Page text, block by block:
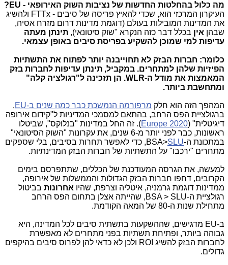
מה כלול בהחלטות החדשות של נציבות השוק האירופאי - EU?
העיקרון המרכזי הוא, שכדי להאיץ פריסה של סיבים - FTTx ולהשיג
את המדינות המובילות בעולם (דוגמת מדינות דרום מזרח אסיה,
שבהן אין בכלל דבר כזה הנקרא "שוק סיטונאי), תינתן מעתה
עדיפות למי שמוכן להשקיע בפריסת סיבים באופן עצמאי.
כלומר: חברות הבזק לא תחוייבנה יותר לפתוח את התשתיות
הפיזיות שלהן למתחרים. במקביל, תינתן עדיפות לחברות בזק
המאמצות את מודל ה-WLR. הן תזכינה ל"רגולציה קלה"
ומתחשבת ביותר.
המהפך הזה הוא חלק מרפורמה הנמשכת כבר כמה שנים ב-EU
,
ברגולציית הפס הרחב, בהתאם למסמכי המדיניות ל"קידום אירופה
דיגיטלית" (Europe 2020). זה החל במדינות "בנלוקס", שביטלו
ראשונות, כבר לפני יותר מ-6 שנים, את עקרונות "השוק הסיטונאי"
במתכונת ה-BSA>SLU
, כדי לאפשר תחרות בסיבים, בלי שספקים
מתחרים "ירכבו" על התשתיות של חברות הבזק המדינתיות.
למעשה, את הגרסה המעודכנת של הכללים, שתתפרסם בימים
הקרובים, דחפו חברות הבזק הגדולות והממשלות של אירופה,
ממדינות דוגמת גרמניה, איטליה וצרפת, שהיו אחרונות בביטול
רגולציית ה-BSA > SLU, שהייתה אצלן בתחום הפס הרחב
מתחילת שנות ה-80 של המאה הקודמת.
ב-EU מדגישים, שההשקעות בתשתית סיבים לכל המדינה, היא
גבוהה ביותר, ופתיחת תשתיות בפני מתחרים לא מאפשרת
לחברות הבזק להשיג ROI ולכן לא כדאי להן לפרוס סיבים בהיקפים
גדולים.